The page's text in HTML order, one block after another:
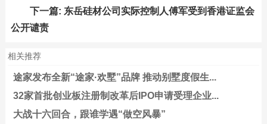
下一篇: 东岳硅材公司实际控制人傅军受到香港证监会
公开谴责
相关推荐
途家发布全新“途家·欢墅”品牌 推动别墅度假生...
32家首批创业板注册制改革后IPO申请受理企业...
大战十六回合，跟谁学遇“做空风暴”